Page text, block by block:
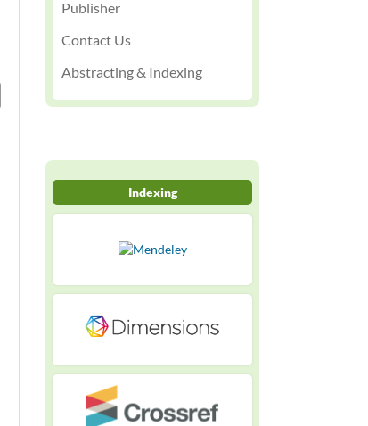
Publisher
Contact Us
Abstracting & Indexing
Indexing